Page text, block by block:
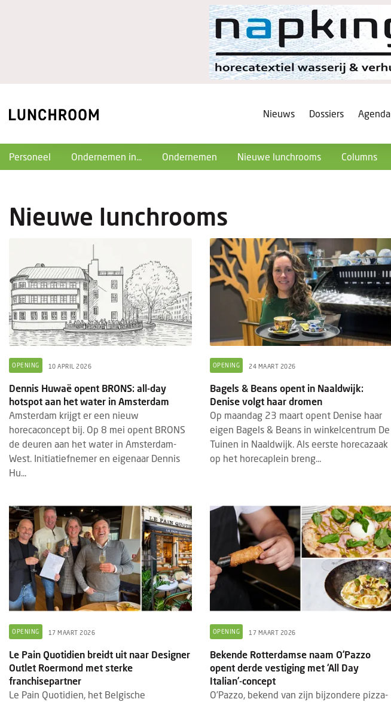
Nieuws Dossiers Agenda
Personeel Ondernemen in... Ondernemen Nieuwe lunchrooms Columns
Nieuwe lunchrooms
OPENING 10 APRIL 2026
Dennis Huwaë opent BRONS: all-day
hotspot aan het water in Amsterdam
Amsterdam krijgt er een nieuw
horecaconcept bij. Op 8 mei opent BRONS
de deuren aan het water in Amsterdam-
West. Initiatiefnemer en eigenaar Dennis
Hu...
OPENING 24 MAART 2026
Bagels & Beans opent in Naaldwijk:
Denise volgt haar dromen
Op maandag 23 maart opent Denise haar
eigen Bagels & Beans in winkelcentrum De
Tuinen in Naaldwijk. Als eerste horecazaak
op het horecaplein breng...
OPENING 17 MAART 2026
Le Pain Quotidien breidt uit naar Designer
Outlet Roermond met sterke
franchisepartner
Le Pain Quotidien, het Belgische
OPENING 17 MAART 2026
Bekende Rotterdamse naam O’Pazzo
opent derde vestiging met ‘All Day
Italian’-concept
O’Pazzo, bekend van zijn bijzondere pizza-